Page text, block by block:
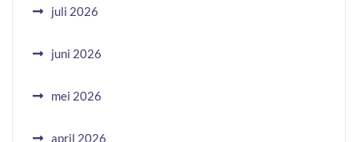
juli 2026
juni 2026
mei 2026
april 2026